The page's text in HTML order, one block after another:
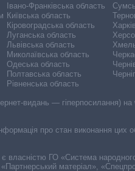
Івано-Франківська область
Київська область
Кіровоградська область
Луганська область
Львівська область
Миколаївська область
Одеська область
Полтавська область
Рівненська область
видань — гіперпосилання)
про стан виконання цих
власністю ГО «Система
матеріал»,